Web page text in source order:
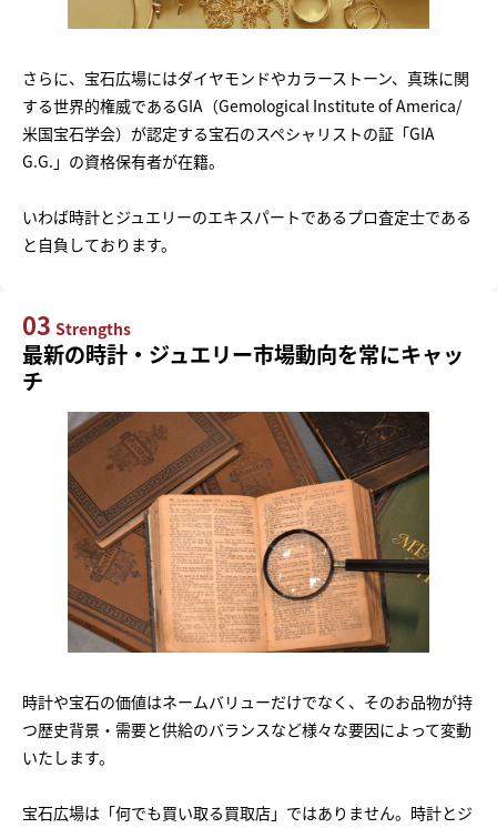
さらに、宝石広場にはダイヤモンドやカラーストーン、真珠に関
する世界的権威であるGIA（Gemological Institute of America/
米国宝石学会）が認定する宝石のスペシャリストの証「GIA
G.G.」の資格保有者が在籍。
いわば時計とジュエリーのエキスパートであるプロ査定士である
と自負しております。
03 Strengths
最新の時計・ジュエリー市場動向を常にキャッ
チ
時計や宝石の価値はネームバリューだけでなく、そのお品物が持
つ歴史背景・需要と供給のバランスなど様々な要因によって変動
いたします。
宝石広場は「何でも買い取る買取店」ではありません。時計とジ